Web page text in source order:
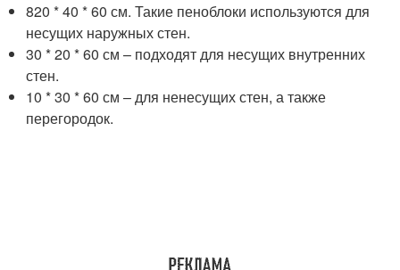
820 * 40 * 60 см. Такие пеноблоки используются для
несущих наружных стен.
30 * 20 * 60 см – подходят для несущих внутренних
стен.
10 * 30 * 60 см – для ненесущих стен, а также
перегородок.